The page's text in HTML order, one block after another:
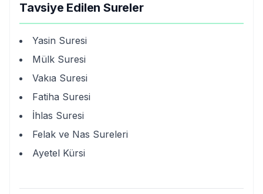
Tavsiye Edilen Sureler
Yasin Suresi
Mülk Suresi
Vakıa Suresi
Fatiha Suresi
İhlas Suresi
Felak ve Nas Sureleri
Ayetel Kürsi